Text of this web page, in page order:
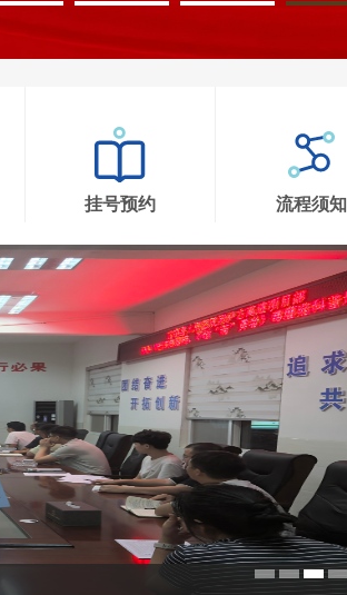
挂号预约 流程须知
1 2 3